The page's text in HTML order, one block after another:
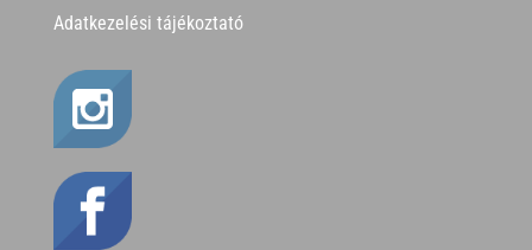
Adatkezelési tájékoztató